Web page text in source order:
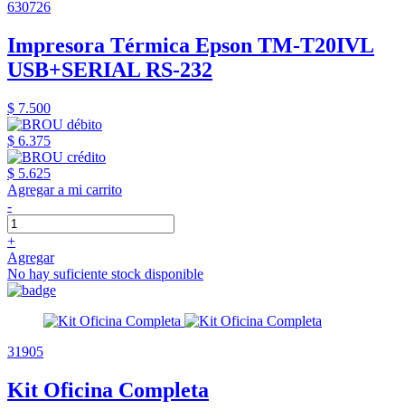
630726
Impresora Térmica Epson TM-T20IVL
USB+SERIAL RS-232
$ 7.500
$ 6.375
$ 5.625
Agregar a mi carrito
-
+
Agregar
No hay suficiente stock disponible
31905
Kit Oficina Completa